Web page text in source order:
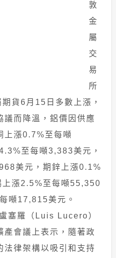
敦
金
屬
交
易
所
貨6月15日多數上漲，
議而降溫，鋁價因供應
上漲0.7%至每噸
至每噸3,383美元，
美元，期鋅上漲0.1%
漲2.5%至每噸55,350
噸17,815美元。
塞羅（Luis Lucero）
產會議上表示，隨著政
法律架構以吸引和支持